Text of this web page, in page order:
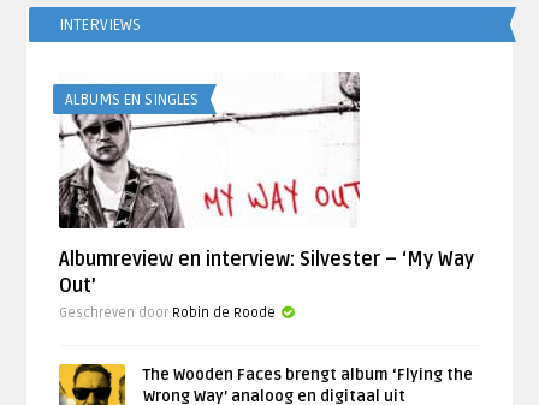
INTERVIEWS
ALBUMS EN SINGLES
Albumreview en interview: Silvester – ‘My Way
Out’
Geschreven door Robin de Roode
The Wooden Faces brengt album ‘Flying the
Wrong Way’ analoog en digitaal uit